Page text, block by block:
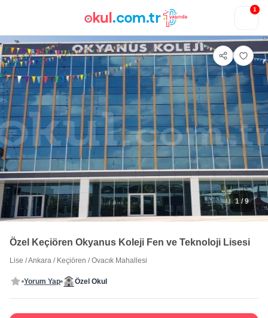
1
1 / 9
Özel Keçiören Okyanus Koleji Fen ve Teknoloji Lisesi
Lise /Ankara / Keçiören /Ovacık Mahallesi
Yorum Yap Özel Okul